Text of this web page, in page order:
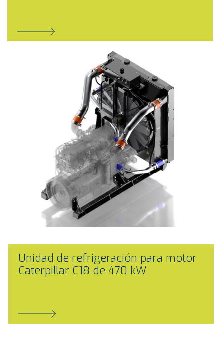
Unidad de refrigeración para motor
Caterpillar C18 de 470 kW